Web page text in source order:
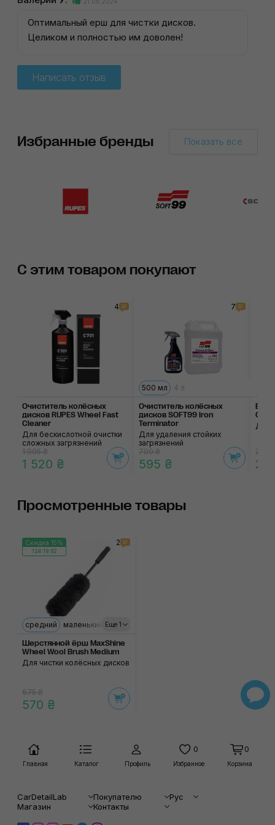
21.06.2024
Оптимальный ерш для чистки дисков.
Целиком и полностью им доволен!
Написать отзыв
Избранные бренды Показать все
С этим товаром покупают
4
Очиститель колёсных
дисков RUPES Wheel Fast
Cleaner
Для бескислотной очистки
сложных загрязнений
1 905 ₴
1 520 ₴
7
500 мл 4 л
Очиститель колёсных
дисков SOFT99 Iron
Terminator
Для удаления стойких
загрязнений
700 ₴
595 ₴
Для
2
2
Просмотренные товары
Скидка 15%
124:19:02
2
Еще 1
средний маленький большой
Шерстянной ёрш MaxShine
Wheel Wool Brush Medium
Для чистки колёсных дисков
675 ₴
570 ₴
Главная Каталог Профиль
0
Избранное
0
Корзина
CarDetailLab Покупателю
Рус
Магазин
Контакты